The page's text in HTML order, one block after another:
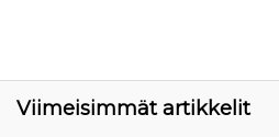
Viimeisimmät artikkelit